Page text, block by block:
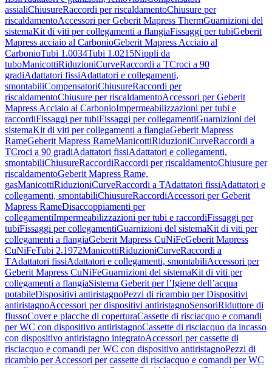
assialiChiusureRaccordi per riscaldamentoChiusure per
riscaldamentoAccessori per Geberit Mapress ThermGuarnizioni del
sistemaKit di viti per collegamenti a flangiaFissaggi per tubiGeberit
Mapress acciaio al CarbonioGeberit Mapress Acciaio al
CarbonioTubi 1.0034Tubi 1.0215Nippli da
tuboManicottiRiduzioniCurveRaccordi a TCroci a 90
gradiAdattatori fissiAdattatori e collegamenti,
smontabiliCompensatoriChiusureRaccordi per
riscaldamentoChiusure per riscaldamentoAccessori per Geberit
Mapress Acciaio al CarbonioImpermeabilizzazioni per tubi e
raccordiFissaggi per tubiFissaggi per collegamentiGuarnizioni del
sistemaKit di viti per collegamenti a flangiaGeberit Mapress
RameGeberit Mapress RameManicottiRiduzioniCurveRaccordi a
TCroci a 90 gradiAdattatori fissiAdattatori e collegamenti,
smontabiliChiusureRaccordiRaccordi per riscaldamentoChiusure per
riscaldamentoGeberit Mapress Rame,
gasManicottiRiduzioniCurveRaccordi a TAdattatori fissiAdattatori e
collegamenti, smontabiliChiusureRaccordiAccessori per Geberit
Mapress RameDisaccoppiamenti per
collegamentiImpermeabilizzazioni per tubi e raccordiFissaggi per
tubiFissaggi per collegamentiGuarnizioni del sistemaKit di viti per
collegamenti a flangiaGeberit Mapress CuNiFeGeberit Mapress
CuNiFeTubi 2.1972ManicottiRiduzioniCurveRaccordi a
TAdattatori fissiAdattatori e collegamenti, smontabiliAccessori per
Geberit Mapress CuNiFeGuarnizioni del sistemaKit di viti per
collegamenti a flangiaSistema Geberit per l’Igiene dell’acqua
potabileDispositivi antiristagnoPezzi di ricambio per Dispositivi
antiristagnoAccessori per dispositivi antiristagnoSensoriRiduttore di
flussoCover e placche di coperturaCassette di risciacquo e comandi
per WC con dispositivo antiristagnoCassette di risciacquo da incasso
con dispositivo antiristagno integratoAccessori per cassette di
risciacquo e comandi per WC con dispositivo antiristagnoPezzi di
ricambio per Accessori per cassette di risciacquo e comandi per WC